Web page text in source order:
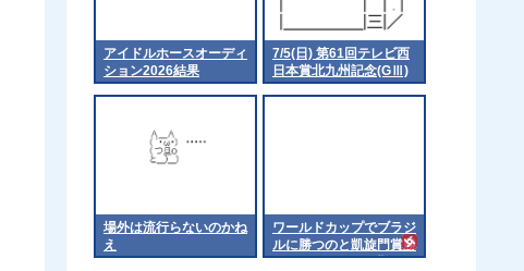
アイドルホースオーディ
ション2026結果
7/5(日) 第61回テレビ西
日本賞北九州記念(GⅢ)
part1
場外は流行らないのかね
え
ワールドカップでブラジ
ルに勝つのと凱旋門賞勝
つのってどっちが難しい